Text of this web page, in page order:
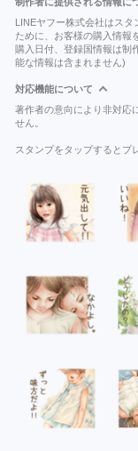
LINEヤフー株式会社はス
ために、お客様の購入情報
購入日付、登録国情報は制
能な情報は含まれません)
対応機能について
著作者の意向により非対応
せん。
スタンプをタップするとプ